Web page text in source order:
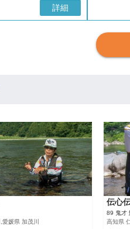
詳細
媛県 加茂川
伝心
89 鬼才
高知県